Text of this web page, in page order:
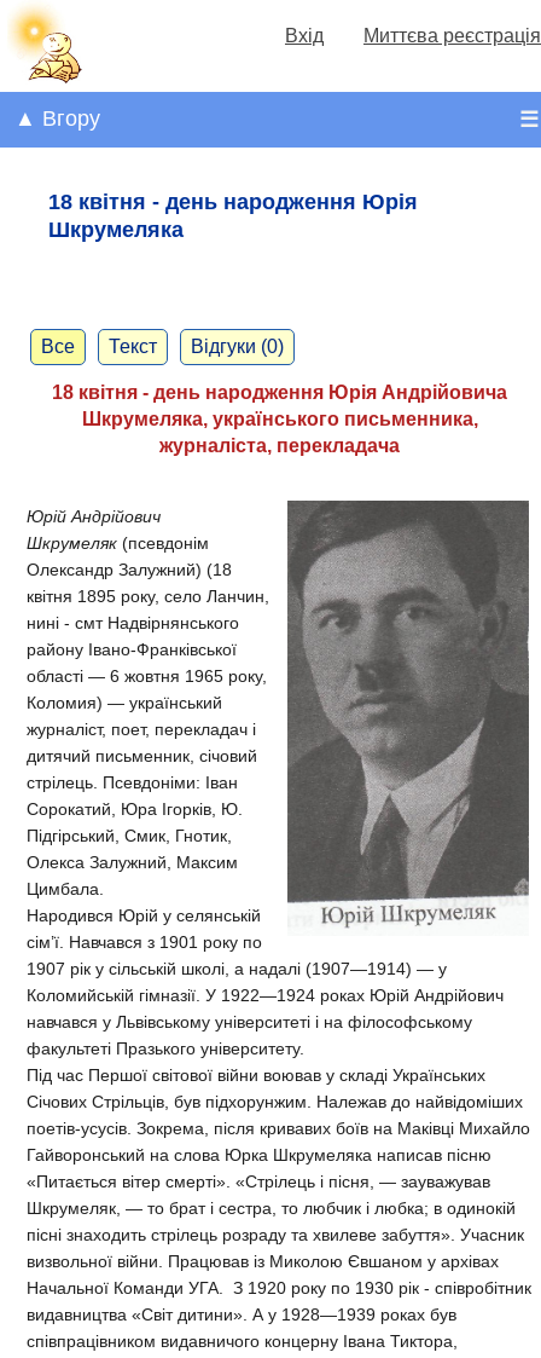
Вхід Миттєва реєстрація
☰
▲ Вгору
18 квітня - день народження Юрія
Шкрумеляка
Все Текст Відгуки (0)
18 квітня - день народження Юрія Андрійовича
Шкрумеляка, українського письменника,
журналіста, перекладача
Юрій Андрійович
Шкрумеляк (псевдонім
Олександр Залужний) (18
квітня 1895 року, село Ланчин,
нині - смт Надвірнянського
району Івано-Франківської
області — 6 жовтня 1965 року,
Коломия) — український
журналіст, поет, перекладач і
дитячий письменник, січовий
стрілець. Псевдоніми: Іван
Сорокатий, Юра Ігорків, Ю.
Підгірський, Смик, Гнотик,
Олекса Залужний, Максим
Цимбала.
Народився Юрій у селянській
сім’ї. Навчався з 1901 року по
1907 рік у сільській школі, а надалі (1907—1914) — у
Коломийській гімназії. У 1922—1924 роках Юрій Андрійович
навчався у Львівському університеті і на філософському
факультеті Празького університету.
Під час Першої світової війни воював у складі Українських
Січових Стрільців, був підхорунжим. Належав до найвідоміших
поетів-усусів. Зокрема, після кривавих боїв на Маківці Михайло
Гайворонський на слова Юрка Шкрумеляка написав пісню
«Питається вітер смерті». «Стрілець і пісня, — зауважував
Шкрумеляк, — то брат і сестра, то любчик і любка; в одинокій
пісні знаходить стрілець розраду та хвилеве забуття». Учасник
визвольної війни. Працював із Миколою Євшаном у архівах
Начальної Команди УГА. З 1920 року по 1930 рік - співробітник
видавництва «Світ дитини». А у 1928—1939 роках був
співпрацівником видавничого концерну Івана Тиктора,